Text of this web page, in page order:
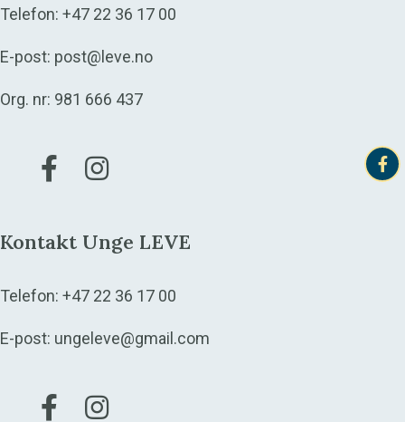
Telefon: +47 22 36 17 00
E-post: post@leve.no
Org. nr: 981 666 437
Gå til vår Facebook
Gå til vår Instagram
Kontakt Unge LEVE
Telefon: +47 22 36 17 00
E-post: ungeleve@gmail.com
Gå til vår Facebook
Gå til vår Instagram